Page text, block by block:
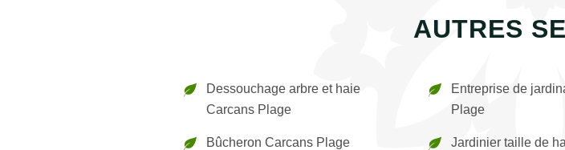
AUTRES
Dessouchage arbre et haie
Carcans Plage
Bûcheron Carcans Plage
Entreprise de
Plage
Jardinier taille de